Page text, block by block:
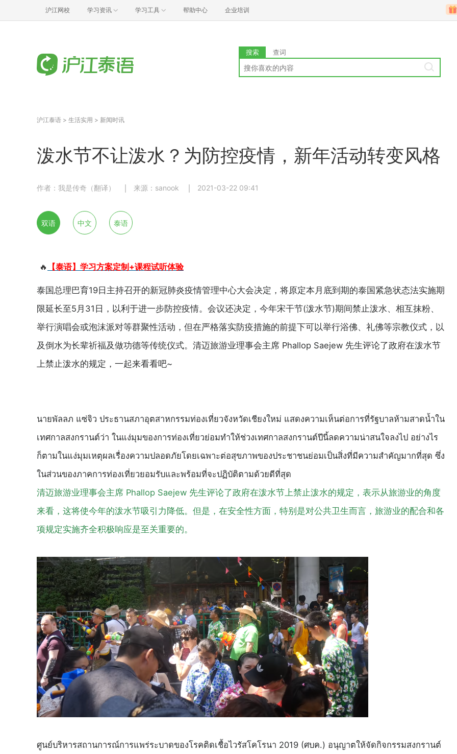
沪江网校 学习资讯 学习工具 帮助中心 企业培训
搜索 查词
沪江泰语 > 生活实用 > 新闻时讯
泼水节不让泼水？为防控疫情，新年活动转变风格
作者：我是传奇（翻译） 来源：sanook 2021-03-22 09:41
双语 中文 泰语
🔥 【泰语】学习方案定制+课程试听体验
泰国总理巴育19日主持召开的新冠肺炎疫情管理中心大会决定，将原定本月底到期的泰国紧急状态法实施期
限延长至5月31日，以利于进一步防控疫情。会议还决定，今年宋干节(泼水节)期间禁止泼水、相互抹粉、
举行演唱会或泡沫派对等群聚性活动，但在严格落实防疫措施的前提下可以举行浴佛、礼佛等宗教仪式，以
及倒水为长辈祈福及做功德等传统仪式。清迈旅游业理事会主席 Phallop Saejew 先生评论了政府在泼水节
上禁止泼水的规定，一起来看看吧~
นายพัลลภ แซ่จิว ประธานสภาอุตสาหกรรมท่องเที่ยวจังหวัดเชียงใหม่ แสดงความเห็นต่อการที่รัฐบาลห้ามสาดน้ำใน
เทศกาลสงกรานต์ว่า ในแง่มุมของการท่องเที่ยวย่อมทำให้ช่วงเทศกาลสงกรานต์ปีนี้ลดความน่าสนใจลงไป อย่างไร
ก็ตามในแง่มุมเหตุผลเรื่องความปลอดภัยโดยเฉพาะต่อสุขภาพของประชาชนย่อมเป็นสิ่งที่มีความสำคัญมากที่สุด ซึ่ง
ในส่วนของภาคการท่องเที่ยวยอมรับและพร้อมที่จะปฏิบัติตามด้วยดีที่สุด
清迈旅游业理事会主席 Phallop Saejew 先生评论了政府在泼水节上禁止泼水的规定，表示从旅游业的角度
来看，这将使今年的泼水节吸引力降低。但是，在安全性方面，特别是对公共卫生而言，旅游业的配合和各
项规定实施齐全积极响应是至关重要的。
ศูนย์บริหารสถานการณ์การแพร่ระบาดของโรคติดเชื้อไวรัสโคโรนา 2019 (ศบค.) อนุญาตให้จัดกิจกรรมสงกรานต์